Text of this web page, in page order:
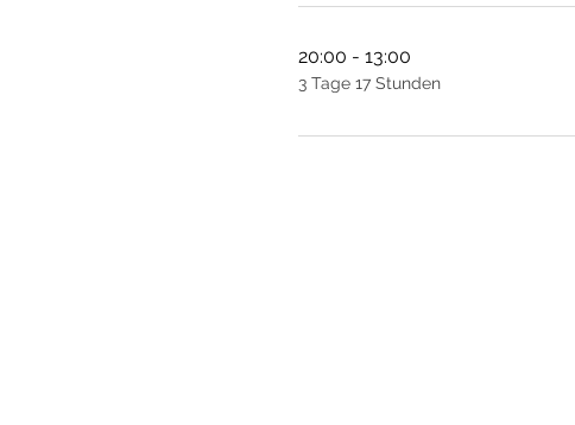
20:00 - 13:00
3 Tage 17 Stunden